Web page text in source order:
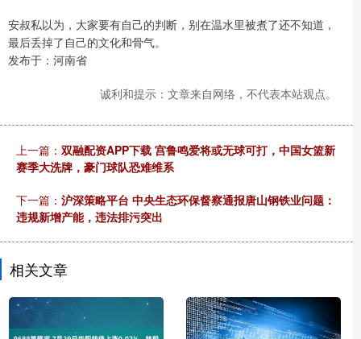
安叔私以为，大家要有自己的判断，别在温水里被煮了还不知道，
最后丢掉了自己的文化和骨气。
发布于：河南省
诚利和提示：文章来自网络，不代表本站观点。
上一篇： 双融配资APP下载 宫鲁鸣爱将或无球可打，中国女篮新
赛季大洗牌，豪门球队恐难维系
下一篇： 沪深策略平台 中央生态环保督察通报唐山钢铁业问题：
违规新增产能，违法排污突出
相关文章